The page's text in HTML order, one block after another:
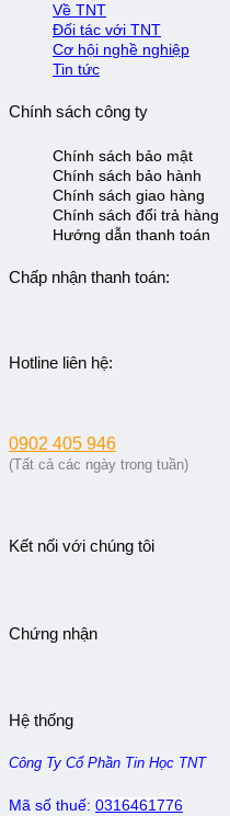
Về TNT
Đối tác với TNT
Cơ hội nghề nghiệp
Tin tức
Chính sách công ty
Chính sách bảo mật
Chính sách bảo hành
Chính sách giao hàng
Chính sách đổi trả hàng
Hướng dẫn thanh toán
Chấp nhận thanh toán:
Hotline liên hệ:
0902 405 946
(Tất cả các ngày trong tuần)
Kết nối với chúng tôi
Chứng nhận
Hệ thống
Công Ty Cổ Phần Tin Học TNT
Mã số thuế: 0316461776